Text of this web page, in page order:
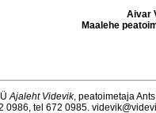
Aivar
Maalehe
Ajaleht Videvik, peatoimetaja
0986, tel 672 0985.